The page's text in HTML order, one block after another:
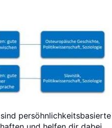
persöhnlichkeitsbasierte